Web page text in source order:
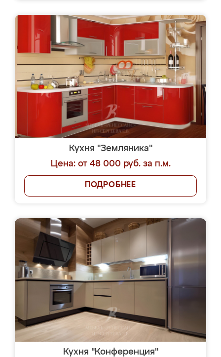
Кухня "Земляника"
Цена: от 48 000 руб. за п.м.
ПОДРОБНЕЕ
Кухня "Конференция"